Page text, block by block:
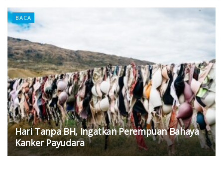
BACA
Hari Tanpa BH, Ingatkan Perempuan Bahaya
Kanker Payudara